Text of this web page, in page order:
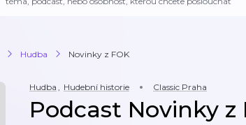
Hudba Novinky z FOK
Hudba , Hudební historie Classic Praha
Podcast Novinky z